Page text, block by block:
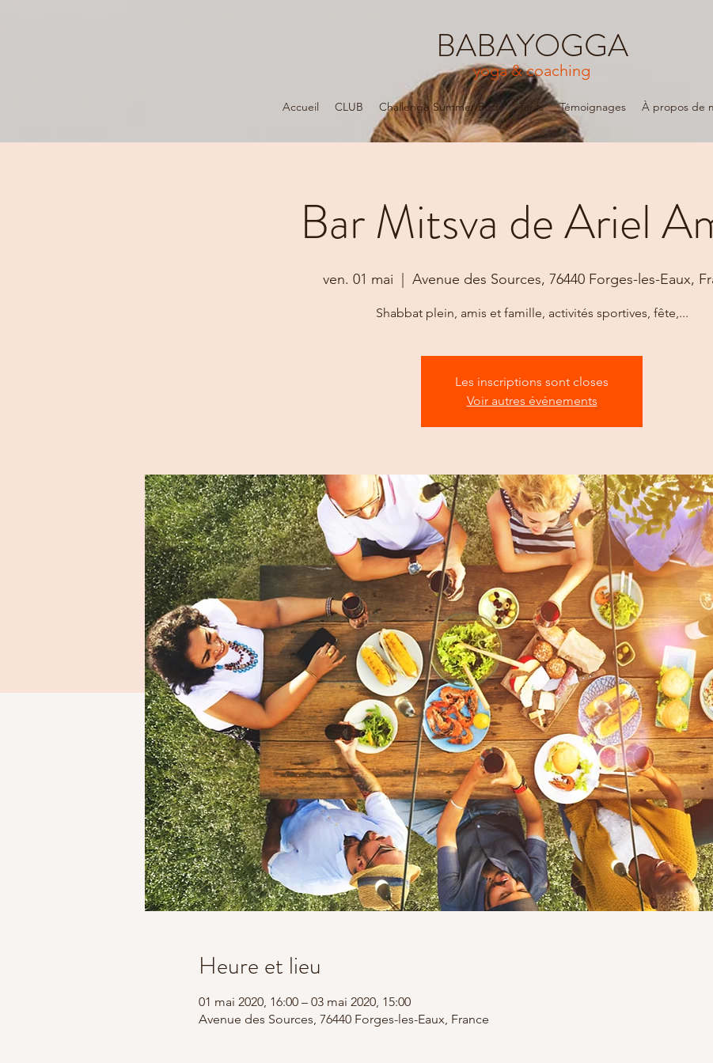
Accueil CLUB Challenge Summer Body Tarifs Témoignages À propos de
BABAYOGGA
yoga & coaching
Bar Mitsva de Ariel
ven. 01 mai Avenue des Sources, 76440 Forges-les-Eaux,
Shabbat plein, amis et famille, activités sportives, fête,...
Les inscriptions sont closes
Voir autres événements
Heure et lieu
01 mai 2020, 16:00 – 03 mai 2020, 15:00
Avenue des Sources, 76440 Forges-les-Eaux, France